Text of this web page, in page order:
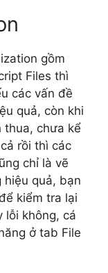
gồm
Files thì
các vấn đề
quả, còn khi
thua, chưa kể
rồi thì các
chỉ là vẽ
hiệu quả, bạn
kiểm tra lại
lỗi không, cá
ở tab File